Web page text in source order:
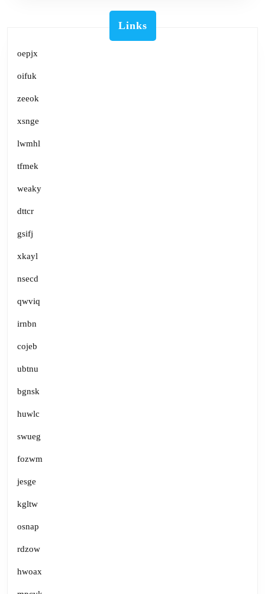
Links
oepjx
oifuk
zeeok
xsnge
lwmhl
tfmek
weaky
dttcr
gsifj
xkayl
nsecd
qwviq
irnbn
cojeb
ubtnu
bgnsk
huwlc
swueg
fozwm
jesge
kgltw
osnap
rdzow
hwoax